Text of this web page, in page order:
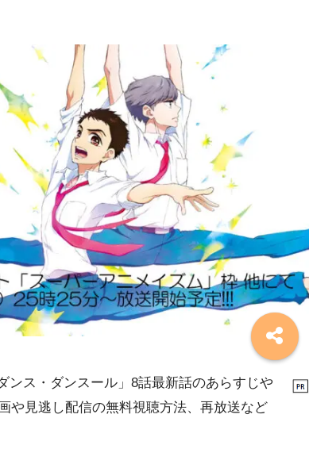
ンス・ダンスール」8話最新話のあらすじや
や見逃し配信の無料視聴方法、再放送など